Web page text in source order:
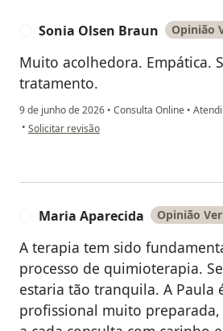
Sonia Olsen Braun Opinião
Muito acolhedora. Empática.
tratamento.
9 de junho de 2026 • Consulta Online •
• na opinião do utilizador Sonia Olsen Braun
Solicitar revisão
Maria Aparecida Opinião
A terapia tem sido
processo de quimioterapia.
estaria tão tranquila. A Paula
profissional muito